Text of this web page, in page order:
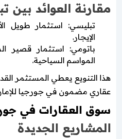
مقارنة العوائد بين
تبليسي: استثمار طويل
الإيجار.
باتومي: استثمار قصير
المواسم السياحية.
هذا التنويع يعطي المستثمر
عقاري مضمون في جورجيا
سوق العقارات في
المشاريع الجديدة